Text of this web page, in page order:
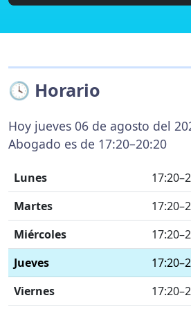
🕓 Horario
Hoy jueves 06 de agosto del
Abogado es de 17:20–20:20
Lunes
Martes
Miércoles
Jueves
Viernes